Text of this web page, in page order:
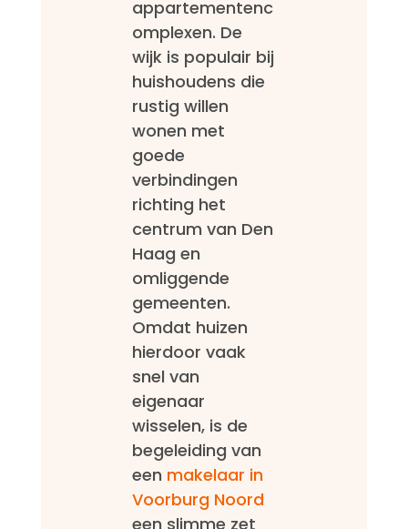
appartementenc
omplexen. De
wijk is populair bij
huishoudens die
rustig willen
wonen met
goede
verbindingen
richting het
centrum van Den
Haag en
omliggende
gemeenten.
Omdat huizen
hierdoor vaak
snel van
eigenaar
wisselen, is de
begeleiding van
een makelaar in
Voorburg Noord
een slimme zet